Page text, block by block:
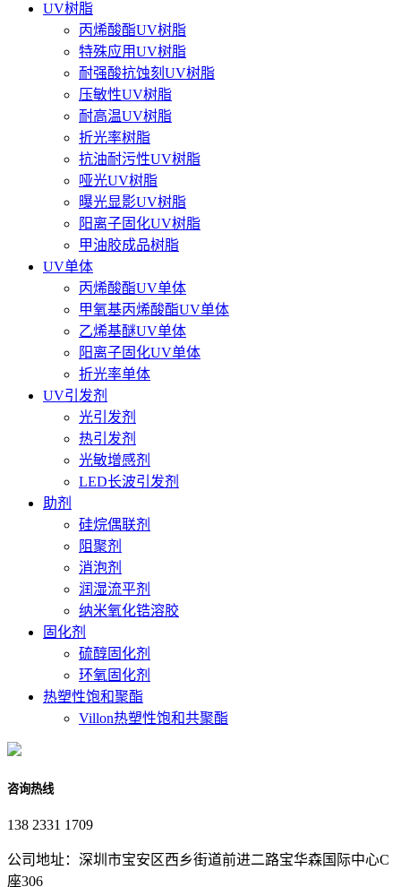
UV树脂
丙烯酸酯UV树脂
特殊应用UV树脂
耐强酸抗蚀刻UV树脂
压敏性UV树脂
耐高温UV树脂
折光率树脂
抗油耐污性UV树脂
哑光UV树脂
曝光显影UV树脂
阳离子固化UV树脂
甲油胶成品树脂
UV单体
丙烯酸酯UV单体
甲氧基丙烯酸酯UV单体
乙烯基醚UV单体
阳离子固化UV单体
折光率单体
UV引发剂
光引发剂
热引发剂
光敏增感剂
LED长波引发剂
助剂
硅烷偶联剂
阻聚剂
消泡剂
润湿流平剂
纳米氧化锆溶胶
固化剂
硫醇固化剂
环氧固化剂
热塑性饱和聚酯
Villon热塑性饱和共聚酯
咨询热线
138 2331 1709
公司地址：深圳市宝安区西乡街道前进二路宝华森国际中心C
座306